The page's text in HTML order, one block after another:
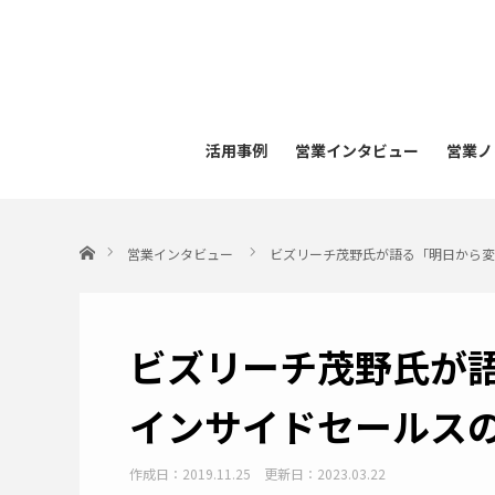
活用事例 営業インタビュー 営業
ホーム営業インタビュー ビズリーチ茂野氏が語る「明日から
ビズリーチ茂野氏が
インサイドセールス
作成日：2019.11.25 更新日：2023.03.22